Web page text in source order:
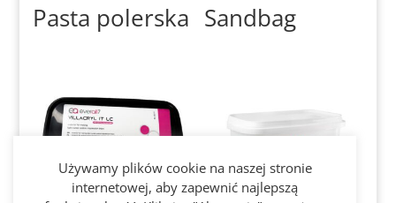
Pasta polerska Sandbag
Używamy plików cookie na naszej stronie
internetowej, aby zapewnić najlepszą